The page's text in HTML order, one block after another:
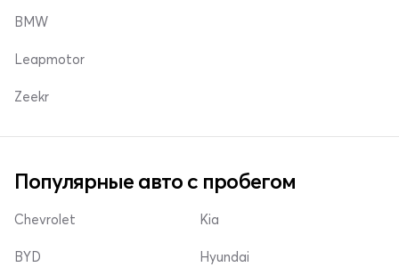
BMW
Leapmotor
Zeekr
Популярные авто с пробегом
Chevrolet
BYD
Kia
Hyundai